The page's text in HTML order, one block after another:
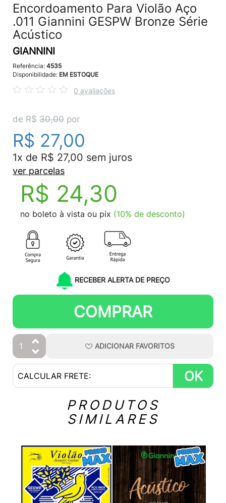
Encordoamento Para Violão Aço
.011 Giannini GESPW Bronze Série
Acústico
GIANNINI
Referência: 4535
Disponibilidade: EM ESTOQUE
0 avaliações
de R$ 30,00 por
R$ 27,00
1x de R$ 27,00 sem juros
ver parcelas
R$ 24,30
no boleto à vista ou pix (10% de desconto)
RECEBER ALERTA DE PREÇO
COMPRAR
ADICIONAR FAVORITOS
OK
PRODUTOS
SIMILARES